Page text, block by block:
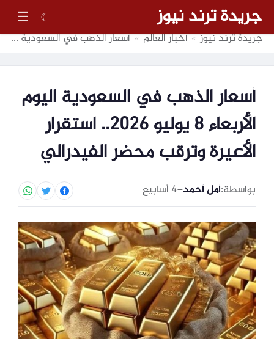
جريدة ترند نيوز ☾
☰
جريدة ترند نيوز » أخبار العالم » أسعار الذهب في السعودية اليوم الأربعاء 8 يوليو 2026.. استقرار الأعيرة وترقب محضر الفيدرالي
أسعار الذهب في السعودية اليوم
الأربعاء 8 يوليو 2026.. استقرار
الأعيرة وترقب محضر الفيدرالي
بواسطة:أمل أحمد–4 أسابيع